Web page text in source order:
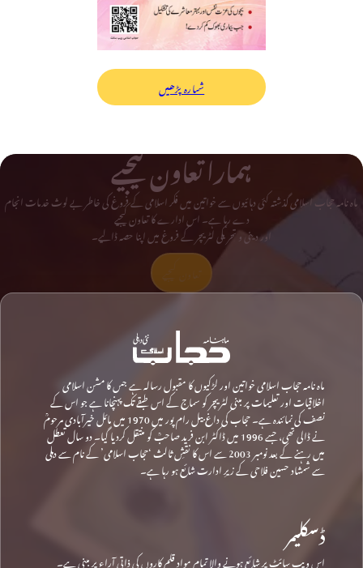
شمارہ پڑھیں
ہمارا تعاون کیجیے
ماہ نامہ حجاب اسلامی گذشتہ کئی دہائیوں سے خواتین میں فکر اسلامی کے فروغ کی خاطر بے لوث خدمات انجام
دے رہا ہے۔ اس ادارے کا تعاون کیجیے
اور دینی و تحریکی لٹریچر کے فروغ میں اپنا حصہ ڈالیے۔
ماہ نامہ حجاب اسلامی خواتین اور لڑکیوں کا مقبول رسالہ ہے جس کا مشن اسلامی
اخلاقیات اور تعلیمات پر مبنی لٹریچر کو سماج کے اس طبقے تک پہنچانا ہے جو اس کے
نصف کی نمائندہ ہے۔ حجاب کی داغ بیل رام پور میں 1970 میں مائل خیرآبادی مرحومؒ
نے ڈالی تھی، جسے 1996 میں ڈاکٹر ابن فرید صاحبؒ کو منتقل کردیا گیا۔ دو سال تعطل
میں رہنے کے بعد نومبر 2003 سے اس کا نقشِ ثالث ‘حجاب اسلامی’ کے نام سے دہلی
سے شمشاد حسین فلاحی کے زیرِ ادارت شائع ہو رہا ہے۔
ڈسکلیمر
اس ویب سائٹ پر شائع ہونے والا تمام مواد قلم کاروں کی ذاتی آراء پر مبنی ہے۔